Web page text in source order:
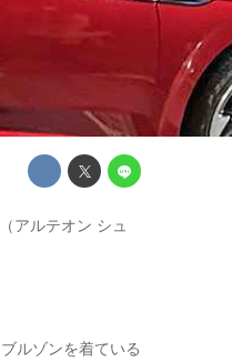
アルテオン シュ
ルゾンを着ている